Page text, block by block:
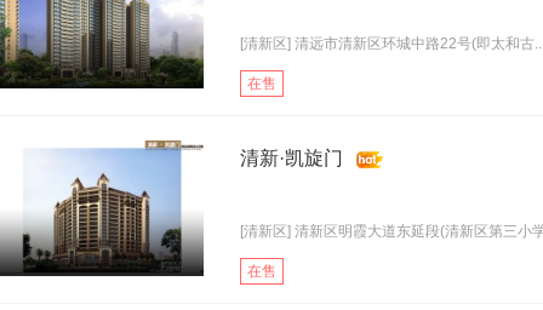
[清新区] 清远市清新区环城中路22号(即太和古
在售
清新·凯旋门
[清新区] 清新区明霞大道东延段(清新区第三小
在售